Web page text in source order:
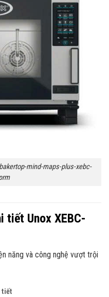
mind-maps-plus-xebc-
tiết Unox XEBC-
năng và công nghệ vượt trội
tiết